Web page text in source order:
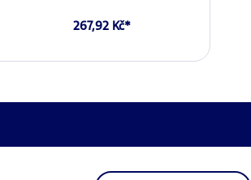
267,92 Kč*